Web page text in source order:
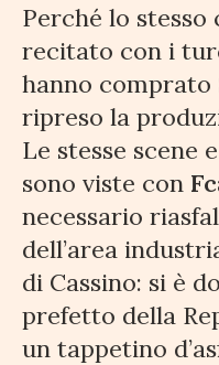
Perché lo stesso
recitato con i
hanno comprato
ripreso la
Le stesse scene
sono viste con
necessario
dell’area
di Cassino: si è
prefetto della
un tappetino